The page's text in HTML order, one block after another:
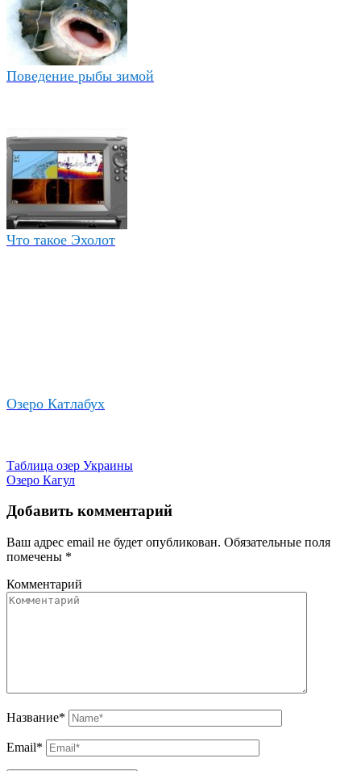
Поведение рыбы зимой
Что такое Эхолот
Озеро Катлабух
Таблица озер Украины
Озеро Кагул
Добавить комментарий
Ваш адрес email не будет опубликован. Обязательные поля
помечены *
Комментарий
Название*
Email*